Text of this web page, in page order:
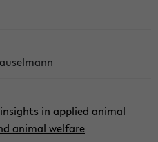
in applied animal
animal welfare